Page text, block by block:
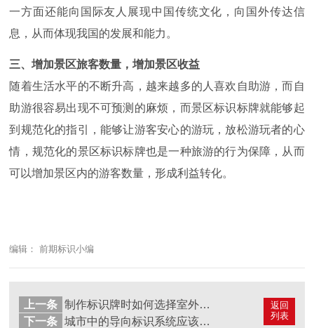
一方面还能向国际友人展现中国传统文化，向国外传达信
息，从而体现我国的发展和能力。
三、增加景区旅客数量，增加景区收益
随着生活水平的不断升高，越来越多的人喜欢自助游，而自
助游很容易出现不可预测的麻烦，而景区标识标牌就能够起
到规范化的指引，能够让游客安心的游玩，放松游玩者的心
情，规范化的景区标识标牌也是一种旅游的行为保障，从而
可以增加景区内的游客数量，形成利益转化。
编辑： 前期标识小编
返回
列表
上一条
制作标识牌时如何选择室外广告牌的类型
下一条
城市中的导向标识系统应该如何进行设计